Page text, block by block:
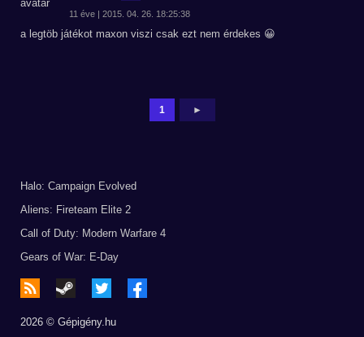
11 éve | 2015. 04. 26. 18:25:38
a legtöb játékot maxon viszi csak ezt nem érdekes 😀
1 ►
Halo: Campaign Evolved
Aliens: Fireteam Elite 2
Call of Duty: Modern Warfare 4
Gears of War: E-Day
2026 © Gépigény.hu